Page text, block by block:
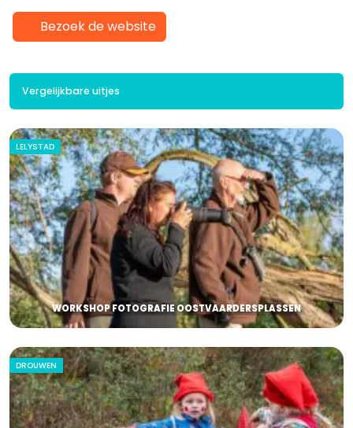
Bezoek de website
Vergelijkbare uitjes
LELYSTAD
WORKSHOP FOTOGRAFIE OOSTVAARDERSPLASSEN
DROUWEN